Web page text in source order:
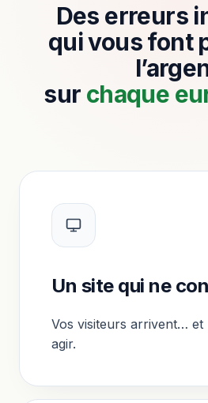
Des erreurs
qui vous font
sur chaque
Un site qui ne
Vos visiteurs arrivent… et
agir.